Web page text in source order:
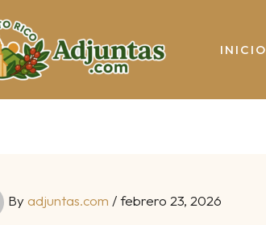
INICIO
By adjuntas.com /febrero 23, 2026